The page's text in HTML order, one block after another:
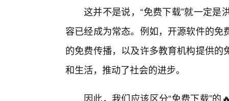
这并不是说，“免费下载”就一定
容已经成为常态。例如，开源软件的
的免费传播，以及许多教育机构提供
和生活，推动了社会的进步。
因此，我们应该区分“免费下载”